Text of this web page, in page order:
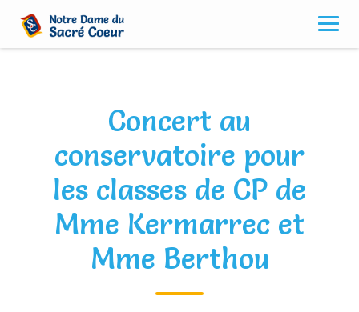
content
Concert au
conservatoire pour
les classes de CP de
Mme Kermarrec et
Mme Berthou